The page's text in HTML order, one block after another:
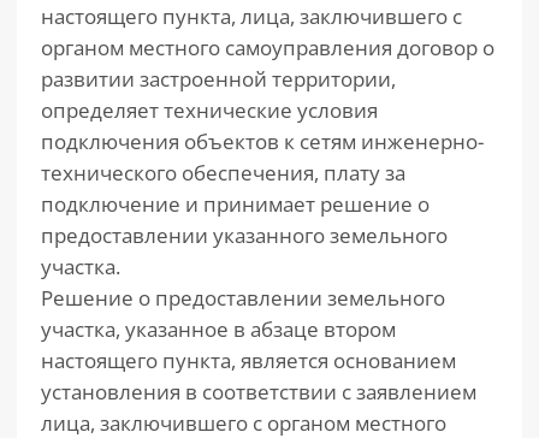
настоящего пункта, лица, заключившего с
органом местного самоуправления договор о
развитии застроенной территории,
определяет технические условия
подключения объектов к сетям инженерно-
технического обеспечения, плату за
подключение и принимает решение о
предоставлении указанного земельного
участка.
Решение о предоставлении земельного
участка, указанное в абзаце втором
настоящего пункта, является основанием
установления в соответствии с заявлением
лица, заключившего с органом местного